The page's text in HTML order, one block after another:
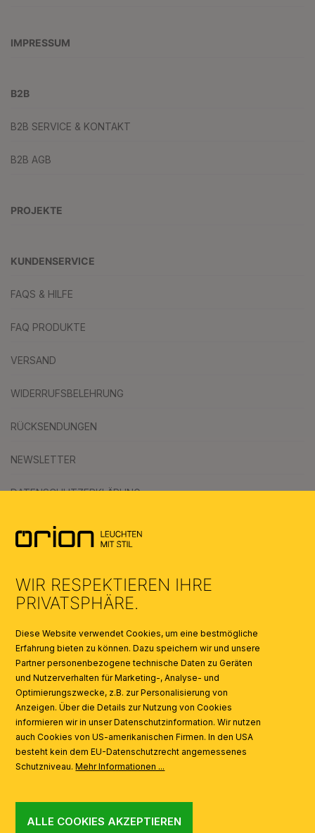
IMPRESSUM
B2B
B2B SERVICE & KONTAKT
B2B AGB
PROJEKTE
KUNDENSERVICE
FAQS & HILFE
FAQ PRODUKTE
VERSAND
WIDERRUFSBELEHRUNG
RÜCKSENDUNGEN
NEWSLETTER
DATENSCHUTZERKLÄRUNG
KATALOGE
AI
WIR RESPEKTIEREN IHRE
PRIVATSPHÄRE.
Diese Website verwendet Cookies, um eine bestmögliche
Erfahrung bieten zu können. Dazu speichern wir und unsere
Partner personenbezogene technische Daten zu Geräten
und Nutzerverhalten für Marketing-, Analyse- und
Optimierungszwecke, z.B. zur Personalisierung von
Anzeigen. Über die Details zur Nutzung von Cookies
informieren wir in unser Datenschutzinformation. Wir nutzen
auch Cookies von US-amerikanischen Firmen. In den USA
besteht kein dem EU-Datenschutzrecht angemessenes
Schutzniveau.Mehr Informationen ...
ALLE COOKIES AKZEPTIEREN